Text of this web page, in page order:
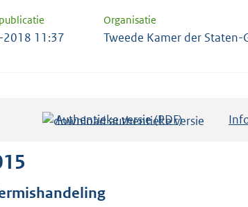
Organisatie
11:37 Tweede Kamer der Staten-
Authentieke versie (PDF)b